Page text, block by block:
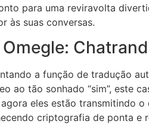
para uma reviravolta
às suas conversas.
a função de tradução
ao tão sonhado “sim”, este
eles estão transmitindo
criptografia de ponta